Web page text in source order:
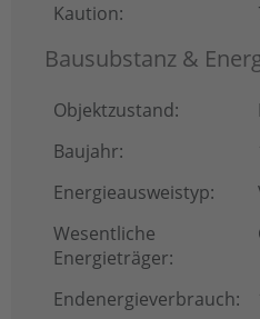
Kaution:
Bausubstanz &
Objektzustand:
Baujahr:
Energieausweistyp:
Wesentliche
Energieträger:
Endenergie­verbrauch: